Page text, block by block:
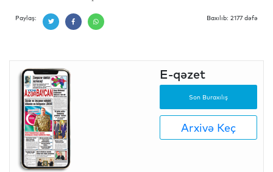
Paylaş: Baxılıb: 2177 dəfə
E-qəzet
Son Buraxılış
Arxivə Keç